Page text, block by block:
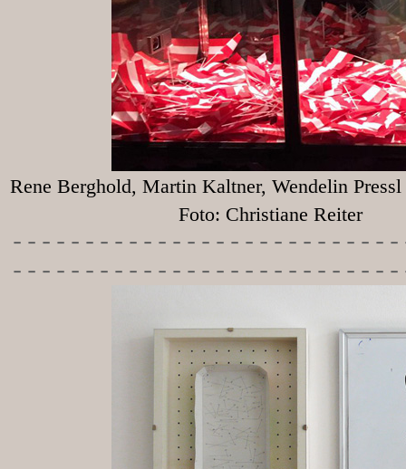
Rene Berghold, Martin Kaltner, Wendelin Pressl
Foto: Christiane Reiter
-----------